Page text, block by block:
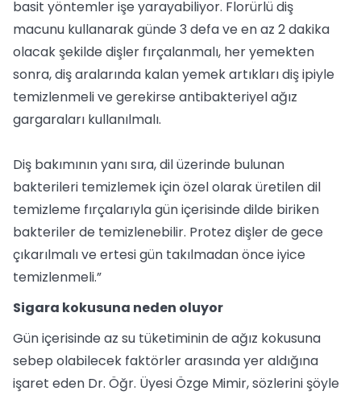
basit yöntemler işe yarayabiliyor. Florürlü diş
macunu kullanarak günde 3 defa ve en az 2 dakika
olacak şekilde dişler fırçalanmalı, her yemekten
sonra, diş aralarında kalan yemek artıkları diş ipiyle
temizlenmeli ve gerekirse antibakteriyel ağız
gargaraları kullanılmalı.
Diş bakımının yanı sıra, dil üzerinde bulunan
bakterileri temizlemek için özel olarak üretilen dil
temizleme fırçalarıyla gün içerisinde dilde biriken
bakteriler de temizlenebilir. Protez dişler de gece
çıkarılmalı ve ertesi gün takılmadan önce iyice
temizlenmeli.”
Sigara kokusuna neden oluyor
Gün içerisinde az su tüketiminin de ağız kokusuna
sebep olabilecek faktörler arasında yer aldığına
işaret eden Dr. Öğr. Üyesi Özge Mimir, sözlerini şöyle